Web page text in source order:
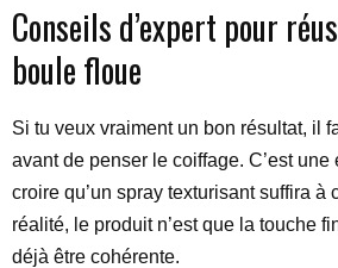
Conseils d’expert pour
boule floue
Si tu veux vraiment un bon résultat, il
avant de penser le coiffage. C’est une
croire qu’un spray texturisant suffira à
réalité, le produit n’est que la touche
déjà être cohérente.